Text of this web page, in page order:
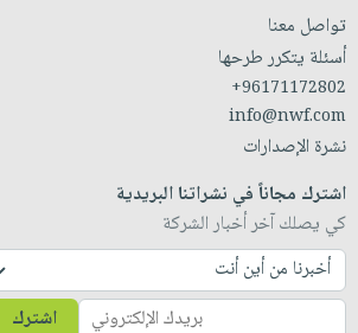
تواصل معنا
أسئلة يتكرر طرحها
+96171172802
info@nwf.com
نشرة الإصدارات
اشترك مجاناً في نشراتنا البريدية
كي يصلك آخر أخبار الشركة
اشترك